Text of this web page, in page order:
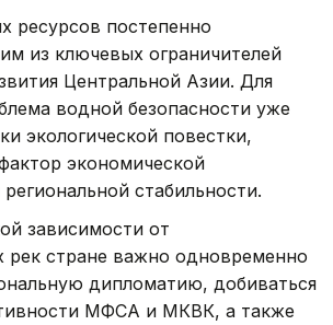
ресурсов постепенно
из ключевых ограничителей
Центральной Азии. Для
водной безопасности уже
экологической повестки,
экономической
стабильности.
зависимости от
рек стране важно одновременно
дипломатию, добиваться
МФСА и МКВК, а также